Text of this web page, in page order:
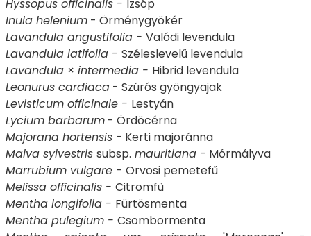
Hyssopus officinalis - Izsóp
Inula helenium - Örménygyökér
Lavandula angustifolia - Valódi levendula
Lavandula latifolia - Széleslevelű levendula
Lavandula × intermedia - Hibrid levendula
Leonurus cardiaca - Szúrós gyöngyajak
Levisticum officinale - Lestyán
Lycium barbarum - Ördöcérna
Majorana hortensis - Kerti majoránna
Malva sylvestris subsp. mauritiana - Mórmályva
Marrubium vulgare - Orvosi pemetefű
Melissa officinalis - Citromfű
Mentha longifolia - Fürtösmenta
Mentha pulegium - Csombormenta